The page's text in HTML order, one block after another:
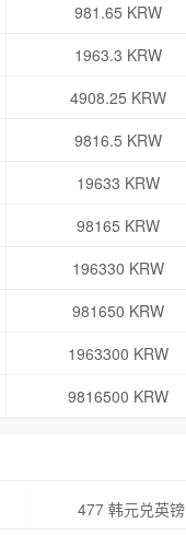
981.65 KRW
1963.3 KRW
4908.25 KRW
9816.5 KRW
19633 KRW
98165 KRW
196330 KRW
981650 KRW
1963300 KRW
9816500 KRW
477 韩元兑英镑